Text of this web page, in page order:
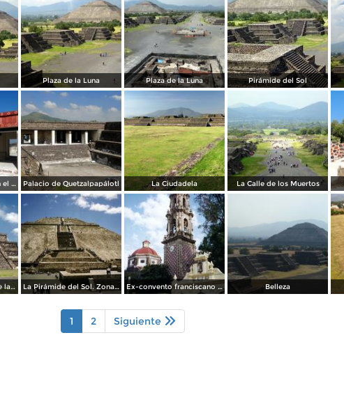
Plaza de la Luna Plaza de la Luna Pirámide del Sol
Patio de los Pilares, en el Palacio de Quetzalpapálotl Palacio de Quetzalpapálotl La Ciudadela La Calle de los Muertos
Edificios en la Plaza de la Luna La Pirámide del Sol. Zona arqueológica de Teotihuacán. 1994 Ex-convento franciscano de San Juán, siglo XVI. Teotihuacán, Edo. de México Belleza
1 2 Siguiente